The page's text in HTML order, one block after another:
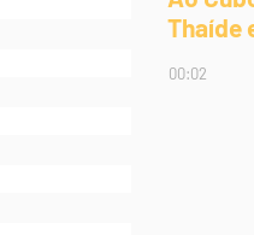
Thaíde
00:02